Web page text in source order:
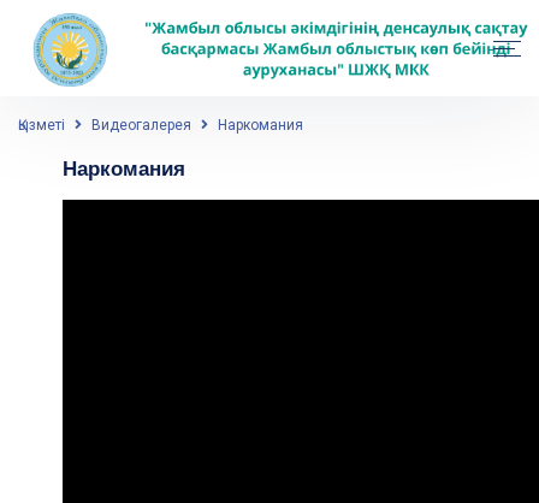
Қызметі Видеогалерея Наркомания
Наркомания